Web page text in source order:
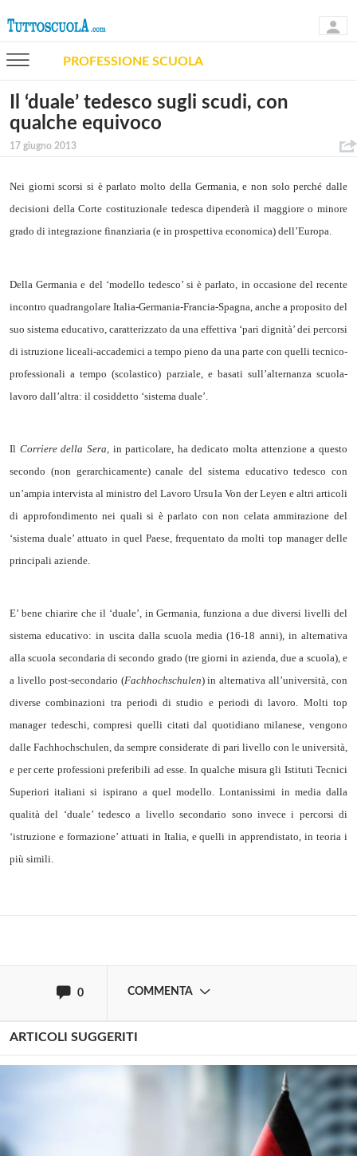
PROFESSIONE SCUOLA
Il ‘duale’ tedesco sugli scudi, con
qualche equivoco
17 giugno 2013
Nei giorni scorsi si è parlato molto della Germania, e non solo perché dalle
decisioni della Corte costituzionale tedesca dipenderà il maggiore o minore
grado di integrazione finanziaria (e in prospettiva economica) dell’Europa.
Della Germania e del ‘modello tedesco’ si è parlato, in occasione del recente
incontro quadrangolare Italia-Germania-Francia-Spagna, anche a proposito del
suo sistema educativo, caratterizzato da una effettiva ‘pari dignità’ dei percorsi
di istruzione liceali-accademici a tempo pieno da una parte con quelli tecnico-
professionali a tempo (scolastico) parziale, e basati sull’alternanza scuola-
lavoro dall’altra: il cosiddetto ‘sistema duale’.
Il Corriere della Sera , in particolare, ha dedicato molta attenzione a questo
secondo (non gerarchicamente) canale del sistema educativo tedesco con
un’ampia intervista al ministro del Lavoro Ursula Von der Leyen e altri articoli
di approfondimento nei quali si è parlato con non celata ammirazione del
‘sistema duale’ attuato in quel Paese, frequentato da molti top manager delle
principali aziende.
E’ bene chiarire che il ‘duale’, in Germania, funziona a due diversi livelli del
sistema educativo: in uscita dalla scuola media (16-18 anni), in alternativa
alla scuola secondaria di secondo grado (tre giorni in azienda, due a scuola), e
a livello post-secondario (Fachhochschulen) in alternativa all’università, con
diverse combinazioni tra periodi di studio e periodi di lavoro. Molti top
manager tedeschi, compresi quelli citati dal quotidiano milanese, vengono
dalle Fachhochschulen, da sempre considerate di pari livello con le università,
e per certe professioni preferibili ad esse. In qualche misura gli Istituti Tecnici
Superiori italiani si ispirano a quel modello. Lontanissimi in media dalla
qualità del ‘duale’ tedesco a livello secondario sono invece i percorsi di
‘istruzione e formazione’ attuati in Italia, e quelli in apprendistato, in teoria i
più simili.
0 COMMENTA
Solo gli utenti registrati possono
commentare!
ARTICOLI SUGGERITI